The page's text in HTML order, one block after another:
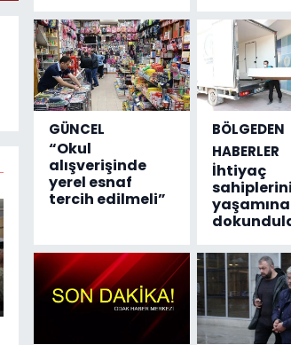
GÜNCEL
“Okul
alışverişinde
yerel esnaf
tercih edilmeli”
BÖLGEDEN
HABERLER
İhtiyaç
yaşamına